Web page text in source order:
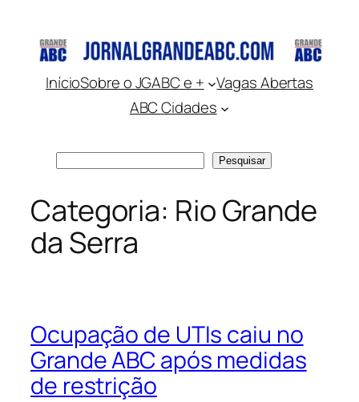
conteúdo
InícioSobre o JGABC e +
Vagas Abertas
ABC Cidades
Pesquisar
Categoria: Rio Grande
da Serra
Ocupação de UTIs caiu no
Grande ABC após medidas
de restrição